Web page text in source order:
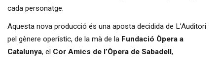
cada personatge.
Aquesta nova producció és una aposta decidida de L’Auditori
pel gènere operístic, de la mà de la Fundació Òpera a
Catalunya, el Cor Amics de l’Òpera de Sabadell,